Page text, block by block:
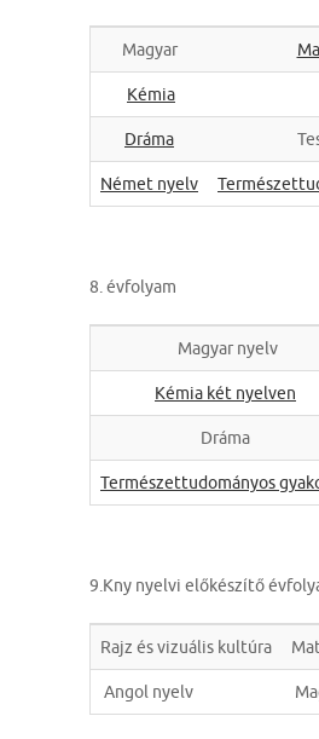
Magyar
Kémia
Dráma
Német nyelv
8. évfolyam
Magyar nyelv
Kémia két nyelven
Dráma
Természettudományos
9.Kny nyelvi előkészítő
Rajz és vizuális kultúra
Angol nyelv